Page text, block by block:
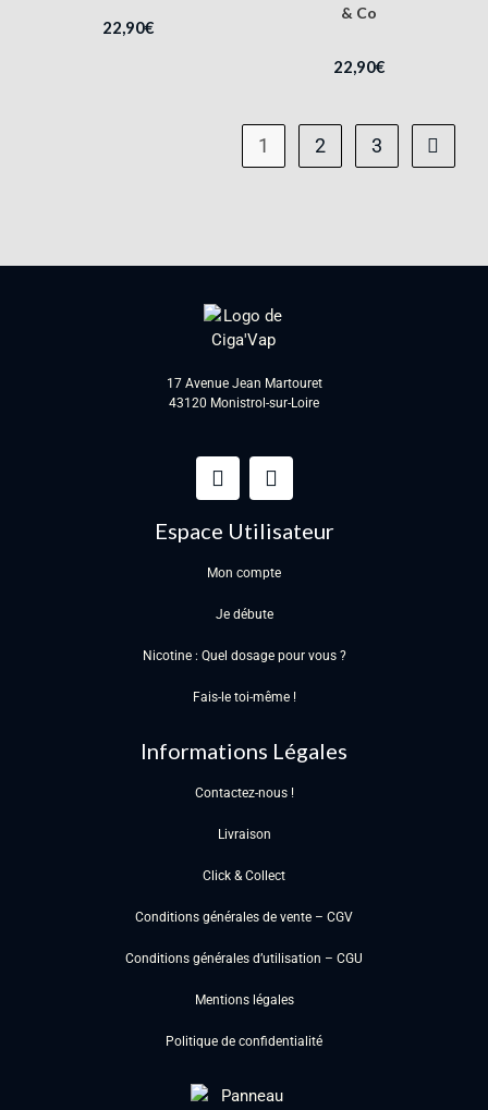
22,90€
& Co
22,90€
1 2 3
17 Avenue Jean Martouret
43120 Monistrol-sur-Loire
Espace Utilisateur
Mon compte
Je débute
Nicotine : Quel dosage pour vous ?
Fais-le toi-même !
Informations Légales
Contactez-nous !
Livraison
Click & Collect
Conditions générales de vente – CGV
Conditions générales d’utilisation – CGU
Mentions légales
Politique de confidentialité